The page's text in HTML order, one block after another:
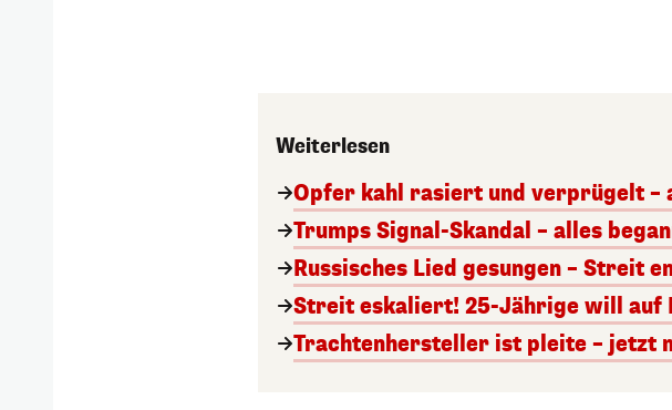
Weiterlesen
Opfer kahl rasiert und verprügelt –
Trumps Signal-Skandal – alles
Russisches Lied gesungen – Streit
Streit eskaliert! 25-Jährige will auf
Trachtenhersteller ist pleite – jetzt